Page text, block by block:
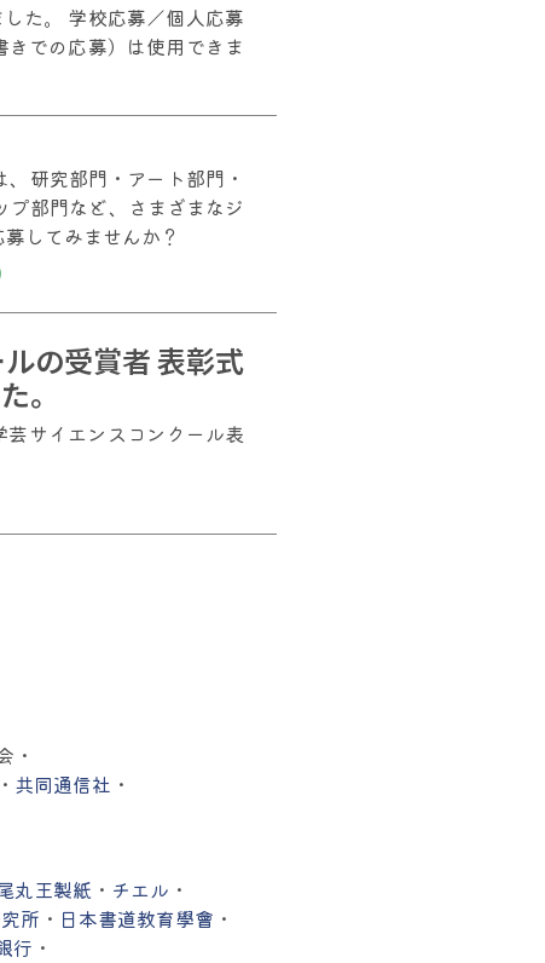
た。 学校応募／個人応募
での応募）は使用できま
研究部門・アート部門・
部門など、さまざまなジ
してみませんか？
の受賞者 表彰式
。
サイエンスコンクール表
・
・ 共同通信社 ・
丸王製紙 ・ チエル ・
所 ・ 日本書道教育學會 ・
行 ・